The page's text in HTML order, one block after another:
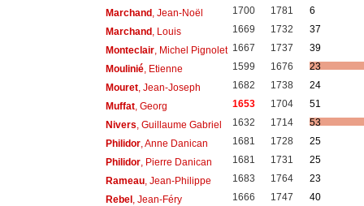
Marchand, Jean-Noël 1700 1781
6
Marchand, Louis 1669 1732
37
Monteclair, Michel Pignolet 1667 1737
39
Moulinié, Etienne 1599 1676
23
Mouret, Jean-Joseph 1682 1738
24
Muffat, Georg 1653 1704
51
Nivers , Guillaume Gabriel 1632 1714
53
Philidor, Anne Danican 1681 1728
25
Philidor, Pierre Danican 1681 1731
25
Rameau, Jean-Philippe 1683 1764
23
Rebel, Jean-Féry 1666 1747
40